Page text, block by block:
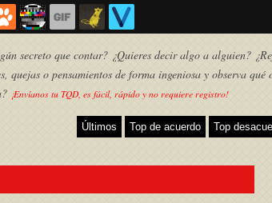
secreto que contar? ¿Quieres decir algo a alguien?
quejas o pensamientos de forma ingeniosa y observa
¡Envíanos tu TQD, es fácil, rápido y no requiere registro!
Últimos Top de acuerdo Top